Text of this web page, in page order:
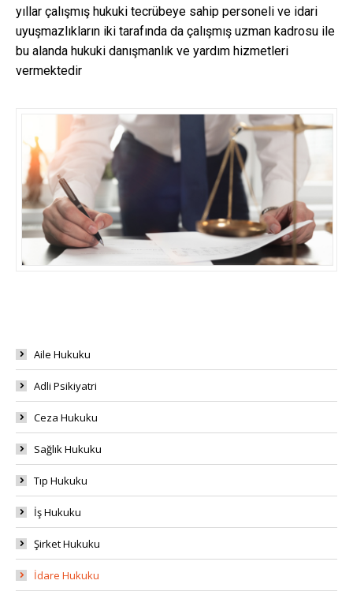
yıllar çalışmış hukuki tecrübeye sahip personeli ve idari
uyuşmazlıkların iki tarafında da çalışmış uzman kadrosu ile
bu alanda hukuki danışmanlık ve yardım hizmetleri
vermektedir
Aile Hukuku
Adli Psikiyatri
Ceza Hukuku
Sağlık Hukuku
Tıp Hukuku
İş Hukuku
Şirket Hukuku
İdare Hukuku